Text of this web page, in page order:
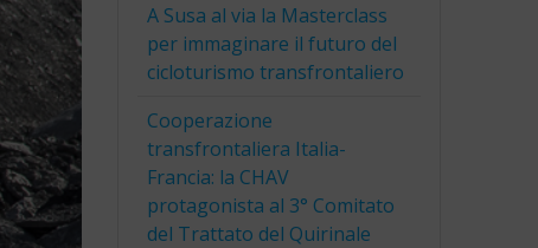
A Susa al via la Masterclass
per immaginare il futuro del
cicloturismo transfrontaliero
Cooperazione
transfrontaliera Italia-
Francia: la CHAV
protagonista al 3° Comitato
del Trattato del Quirinale